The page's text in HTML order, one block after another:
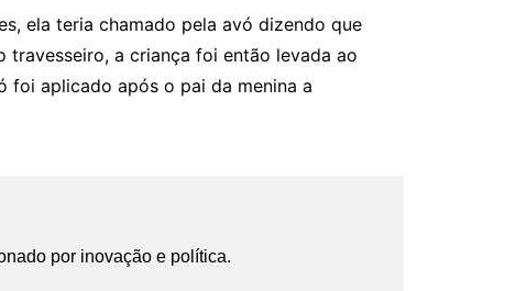
ela teria chamado pela avó dizendo que
a criança foi então levada ao
aplicado após o pai da menina a
por inovação e política.